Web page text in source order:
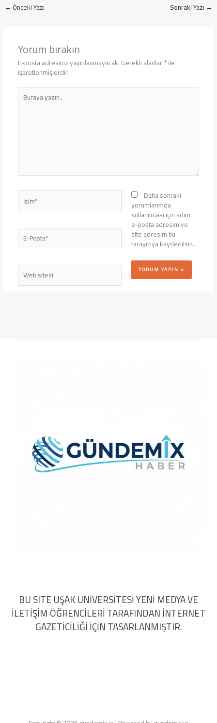
← Önceki Yazı Sonraki Yazı →
Yorum bırakın
E-posta adresiniz yayınlanmayacak.Gerekli alanlar*ile
işaretlenmişlerdir
Buraya
yazın..
İsim*
E-
Posta*
Web
sitesi
Daha sonraki
yorumlarımda
kullanılması için adım,
e-posta adresim ve
site adresim bu
tarayıcıya kaydedilsin.
BU SITE UŞAK ÜNİVERSİTESİ YENİ MEDYA VE
İLETİŞİM ÖĞRENCİLERİ TARAFINDAN İNTERNET
GAZETİCİLİĞİ İÇİN TASARLANMIŞTIR.